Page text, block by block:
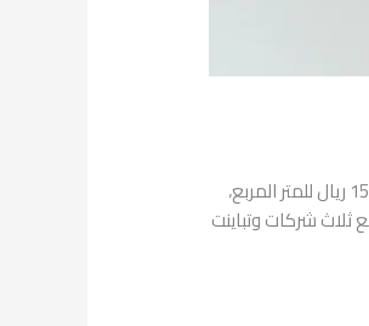
تم التواصل مع ثمانية شركات متخصصة في الدهان والديكورات الخارجية والداخلية، ووجد أن متوسط أسعار الدهان الداخلي السادة يتراوح بين 7 ريال و 15 ريال للمتر المربع،
ثلاث شركات وتباينت